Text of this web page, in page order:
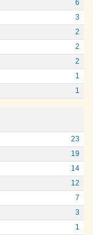
6
3
2
2
2
1
1
23
19
14
12
7
3
1